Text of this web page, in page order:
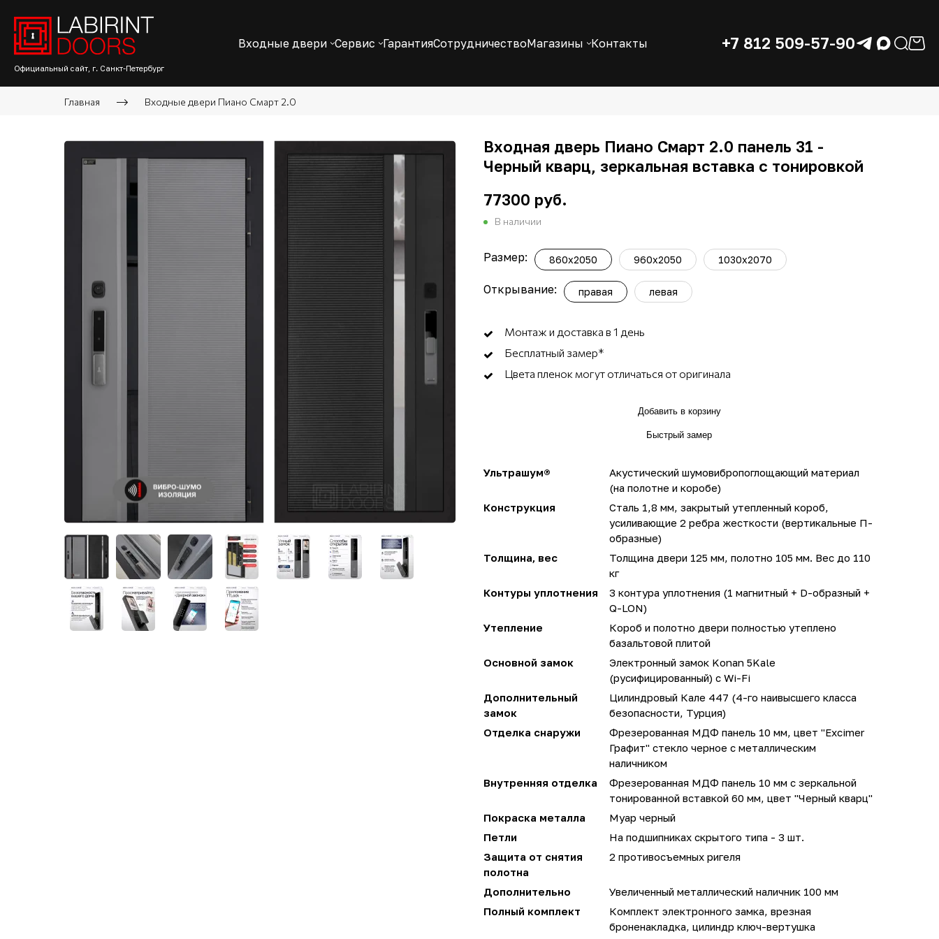
Официальный сайт, г. Санкт-Петербург
Входные двери Сервис ГарантияСотрудничествоМагазины Контакты +7 812 509-57-90
Главная Входные двери Пиано Смарт 2.0
Входная дверь Пиано Смарт 2.0 панель 31 -
Черный кварц, зеркальная вставка с тонировкой
77300 руб.
В наличии
Размер: 860х2050 960х2050 1030х2070
Открывание: правая левая
Монтаж и доставка в 1 день
Бесплатный замер*
Цвета пленок могут отличаться от оригинала
Добавить в корзину
Быстрый замер
Ультрашум®
Акустический шумовибропоглощающий материал
(на полотне и коробе)
Конструкция
Сталь 1,8 мм, закрытый утепленный короб,
усиливающие 2 ребра жесткости (вертикальные П-
образные)
Толщина, вес
Толщина двери 125 мм, полотно 105 мм. Вес до 110
кг
Контуры уплотнения
3 контура уплотнения (1 магнитный + D-образный +
Q-LON)
Утепление
Короб и полотно двери полностью утеплено
базальтовой плитой
Основной замок
Электронный замок Konan 5Kale
(русифицированный) с Wi-Fi
Дополнительный
замок
Цилиндровый Кале 447 (4-го наивысшего класса
безопасности, Турция)
Отделка снаружи
Фрезерованная МДФ панель 10 мм, цвет "Excimer
Графит" стекло черное с металлическим
наличником
Внутренняя отделка
Фрезерованная МДФ панель 10 мм с зеркальной
тонированной вставкой 60 мм, цвет "Черный кварц"
Покраска металла
Муар черный
Петли
На подшипниках скрытого типа - 3 шт.
Защита от снятия
полотна
2 противосъемных ригеля
Дополнительно
Увеличенный металлический наличник 100 мм
Полный комплект
Комплект электронного замка, врезная
броненакладка, цилиндр ключ-вертушка